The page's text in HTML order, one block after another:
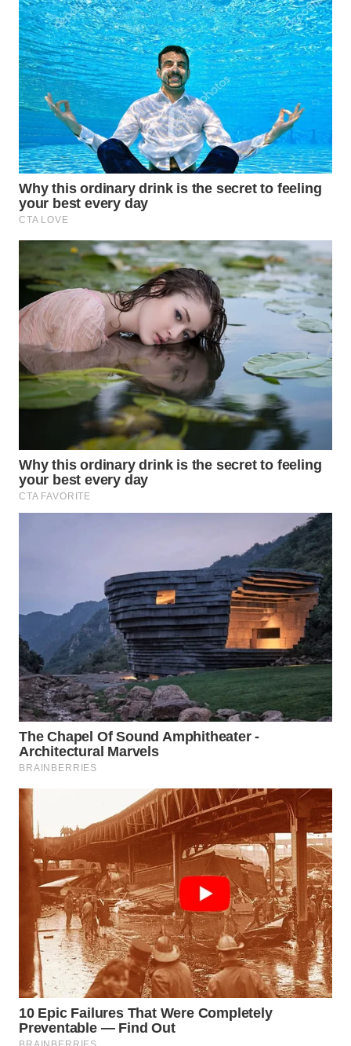
SELATAN
WN
TANJUNG
LESUNG
WN
KARO
WN
SIMALUNGUN
WN
LABUHANBATU
WN
TAPANULI
TENGAH
WN DELI
SERDANG
TEBING
TINGGI
WN
BOGOR
WN
DEPOK
TAPANULI
UTARA
WN
SAMOSIR
WN
PADANG
LAWAS
WN
SUMEDANG